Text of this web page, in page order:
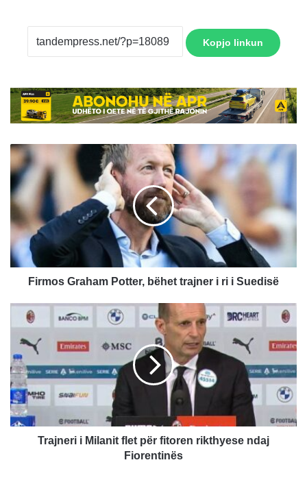
Kopjo linkun
Firmos
Graham
Potter,
bëhet
trajner
i
i
Suedisë
Firmos Graham Potter, bëhet trajner i ri i Suedisë
Trajneri
Milanit
flet
për
fitoren
rikthyese
ndaj
Fiorentinës
Trajneri i Milanit flet për fitoren rikthyese ndaj
Fiorentinës